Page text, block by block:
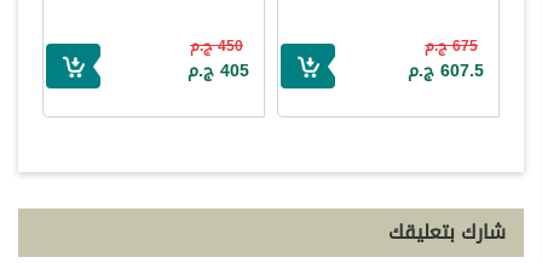
675 ج.م
607.5 ج.م
450 ج.م
405 ج.م
شارك بتعليقك